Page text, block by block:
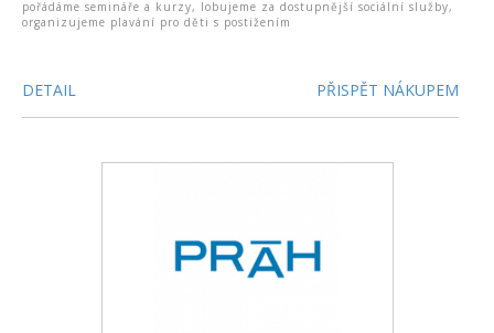
pořádáme semináře a kurzy, lobujeme za dostupnější sociální služby,
organizujeme plavání pro děti s postižením
DETAIL PŘISPĚT NÁKUPEM